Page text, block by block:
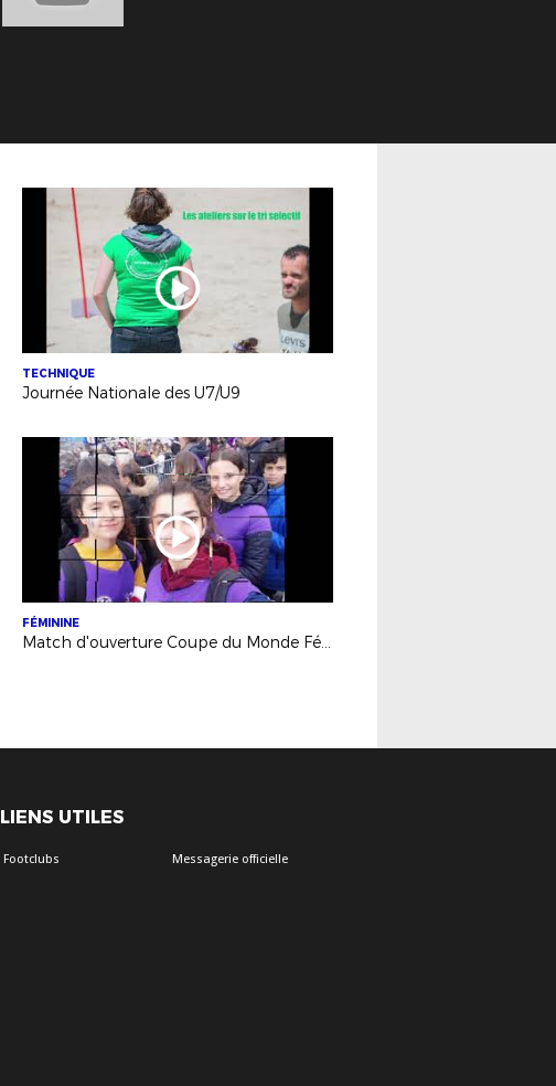
TECHNIQUE
Journée Nationale des U7/U9
FÉMININE
Match d'ouverture Coupe du Monde Féminine
LIENS UTILES
Footclubs Messagerie officielle